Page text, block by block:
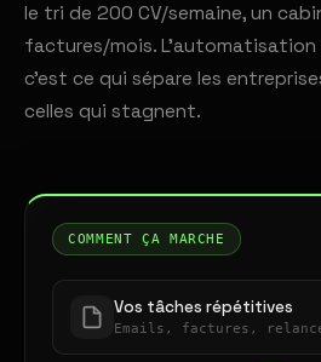
le tri de 200 CV/semaine, un
factures/mois. L'automatisation
c'est ce qui sépare les
celles qui stagnent.
COMMENT ÇA MARCHE
Vos tâches répétitives
Emails, factures,